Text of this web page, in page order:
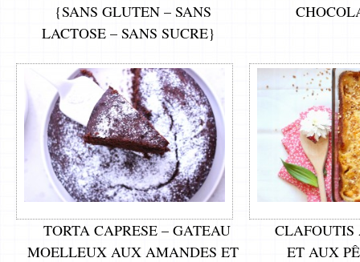
{SANS GLUTEN – SANS
LACTOSE – SANS SUCRE}
TORTA CAPRESE – GATEAU
MOELLEUX AUX AMANDES ET
CLAFOUTIS
ET AUX